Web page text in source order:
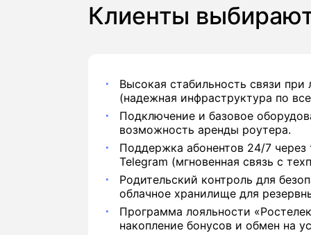
Клиенты
Высокая стабильность связи
(надежная инфраструктура по
Подключение и базовое
возможность аренды роутера.
Поддержка абонентов 24/7 через
Telegram (мгновенная связь с
Родительский контроль для
облачное хранилище для
Программа лояльности
накопление бонусов и обмен на